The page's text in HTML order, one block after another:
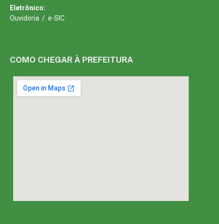
Eletrônico:
Ouvidoria / e-SIC
COMO CHEGAR À PREFEITURA